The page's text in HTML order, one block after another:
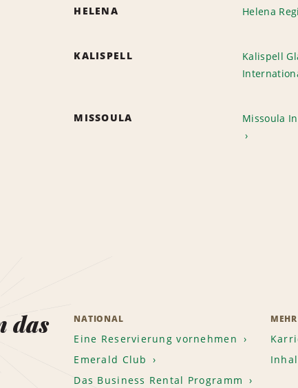
HELENA Helena
KALISPELL
Kalispell
MISSOULA Missoula
das
NATIONAL
Eine Reservierung vornehmen
Emerald Club
Das Business Rental Programm
MEHR